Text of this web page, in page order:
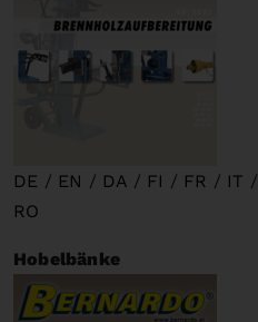
DE / EN / DA / FI / FR / IT /
RO
Hobelbänke